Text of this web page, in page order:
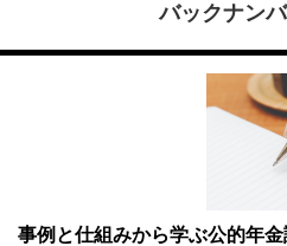
バックナン
事例と仕組みから学ぶ公的年